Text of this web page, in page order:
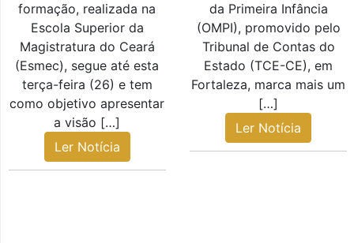
formação, realizada na
Escola Superior da
Magistratura do Ceará
(Esmec), segue até esta
terça-feira (26) e tem
como objetivo apresentar
a visão […]
Ler Notícia
da Primeira Infância
(OMPI), promovido pelo
Tribunal de Contas do
Estado (TCE-CE), em
Fortaleza, marca mais um
[…]
Ler Notícia